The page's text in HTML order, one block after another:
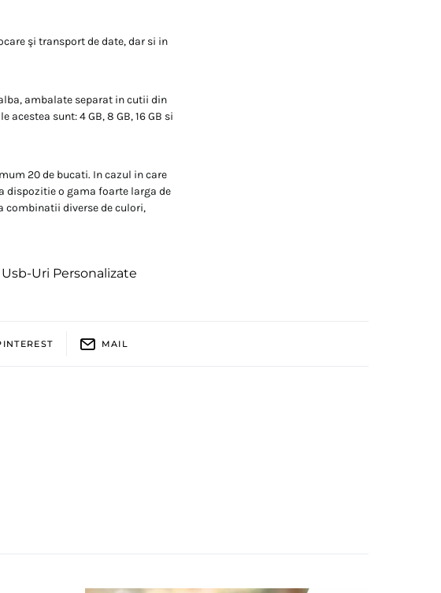
şi transport de date, dar si in
ambalate separat in cutii din
sunt: 4 GB, 8 GB, 16 GB si
20 de bucati. In cazul in care
dispozitie o gama foarte larga de
combinatii diverse de culori,
Usb-Uri Personalizate
MAIL